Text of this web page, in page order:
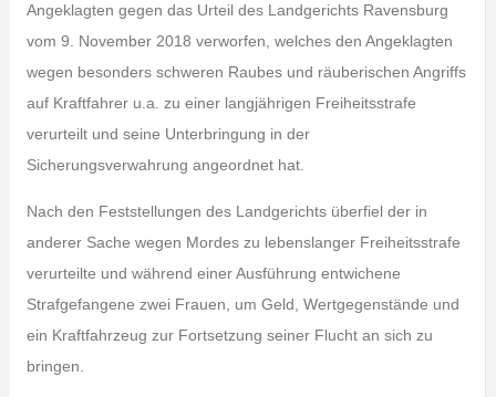
Angeklagten gegen das Urteil des Landgerichts Ravensburg
vom 9. November 2018 verworfen, welches den Angeklagten
wegen besonders schweren Raubes und räuberischen Angriffs
auf Kraftfahrer u.a. zu einer langjährigen Freiheitsstrafe
verurteilt und seine Unterbringung in der
Sicherungsverwahrung angeordnet hat.
Nach den Feststellungen des Landgerichts überfiel der in
anderer Sache wegen Mordes zu lebenslanger Freiheitsstrafe
verurteilte und während einer Ausführung entwichene
Strafgefangene zwei Frauen, um Geld, Wertgegenstände und
ein Kraftfahrzeug zur Fortsetzung seiner Flucht an sich zu
bringen.